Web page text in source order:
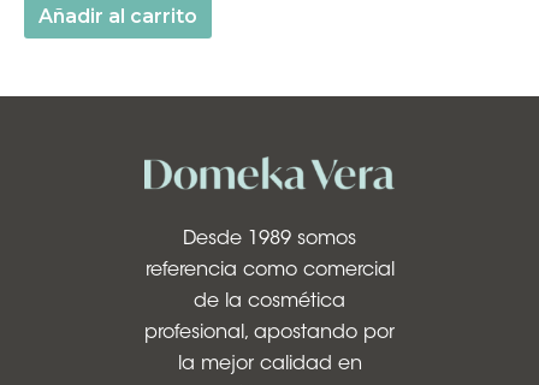
Añadir al carrito
Desde 1989 somos
referencia como comercial
de la cosmética
profesional, apostando por
la mejor calidad en